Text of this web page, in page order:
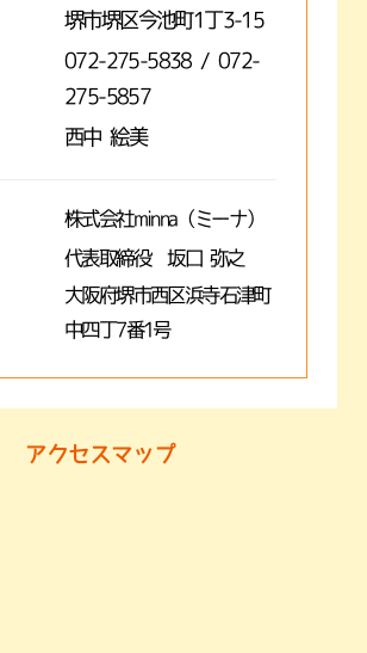
堺市堺区今池町1丁3-15
072-275-5838 / 072-
275-5857
西中 絵美
株式会社minna（ミーナ）
代表取締役 坂口 弥之
大阪府堺市西区浜寺石津町
中四丁7番1号
アクセスマップ